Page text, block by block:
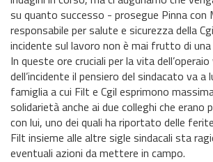
su quanto successo - prosegue Pinna con
responsabile per salute e sicurezza della
incidente sul lavoro non è mai frutto di
In queste ore cruciali per la vita
dell’incidente il pensiero del sindacato va a
famiglia a cui Filt e Cgil esprimono
solidarietà anche ai due colleghi che erano
con lui, uno dei quali ha riportato delle
Filt insieme alle altre sigle sindacali sta
eventuali azioni da mettere in campo.